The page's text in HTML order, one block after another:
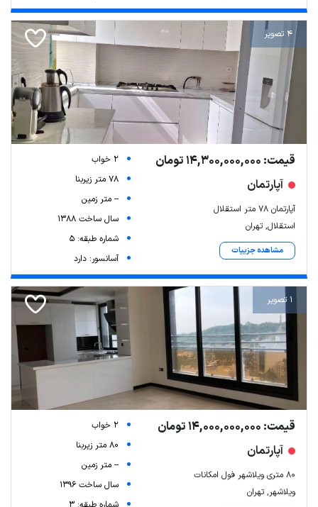
4 تصویر
قیمت: 14,300,000,000 تومان
آپارتمان
آپارتمان ۷۸ متر استقلال
استقلال, تهران
مشاهده جزییات
2 خواب
78 متر زیربنا
-- متر زمین
سال ساخت 1388
شماره طبقه: 5
آسانسور: دارد
1 تصویر
قیمت: 14,000,000,000 تومان
آپارتمان
۸۰ متری ویلاشهر فول امکانات
ویلاشهر, تهران
2 خواب
80 متر زیربنا
-- متر زمین
سال ساخت 1396